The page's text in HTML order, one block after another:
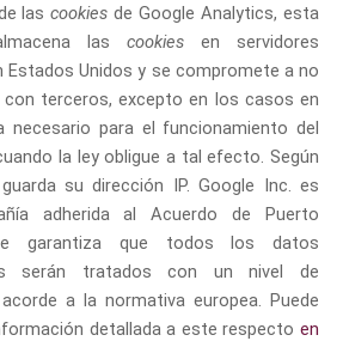
lascookies de Google Analytics, esta
las cookiesen servidores
Estados Unidos y se compromete a no
terceros, excepto en los casos en
necesario para el funcionamiento del
la ley obligue a tal efecto. Según
su dirección IP. Google Inc. es
adherida al Acuerdo de Puerto
garantiza que todos los datos
serán tratados con un nivel de
a la normativa europea. Puede
detallada a este respecto en